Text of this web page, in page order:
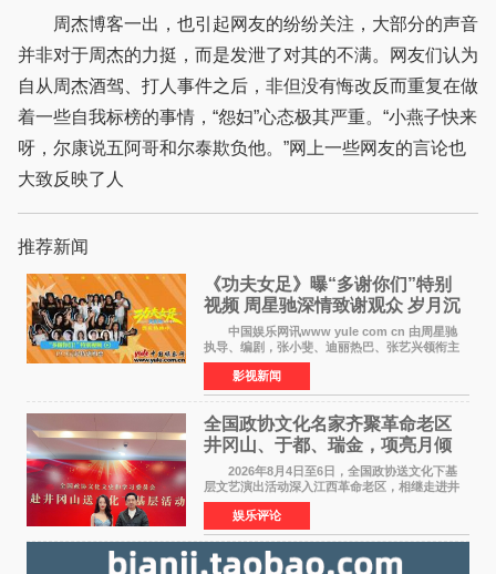
周杰博客一出，也引起网友的纷纷关注，大部分的声音
并非对于周杰的力挺，而是发泄了对其的不满。网友们认为
自从周杰酒驾、打人事件之后，非但没有悔改反而重复在做
着一些自我标榜的事情，“怨妇”心态极其严重。“小燕子快来
呀，尔康说五阿哥和尔泰欺负他。”网上一些网友的言论也
大致反映了人
推荐新闻
《功夫女足》曝“多谢你们”特别
视频 周星驰深情致谢观众 岁月沉
淀不灭初心
中国娱乐网讯www yule com cn 由周星驰
执导、编剧，张小斐、迪丽热巴、张艺兴领衔主
演，刘嘉玲、佐藤健特别出演，艾米、雪野、蔡
思贝、胡予安、倪好特别介绍的喜剧电影《功夫
女足》释出多谢你
影视新闻
全国政协文化名家齐聚革命老区
井冈山、于都、瑞金，项亮月倾
情献唱《桃花谣》致敬红色沃土
2026年8月4日至6日，全国政协送文化下基
层文艺演出活动深入江西革命老区，相继走进井
冈山、于都长征出发地、瑞金三地。由全国政协
文化文史和学习委员会副主任、甘肃省政协原主
席欧阳坚率团，一
娱乐评论